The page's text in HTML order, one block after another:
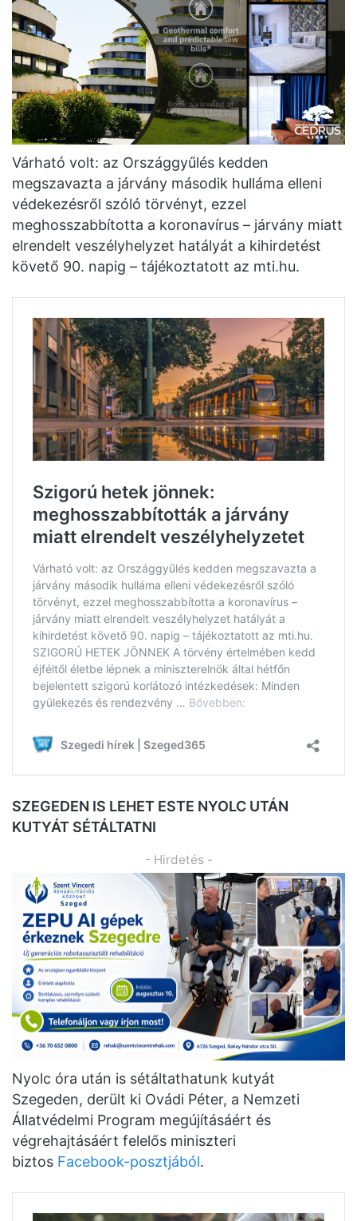
Várható volt: az Országgyűlés kedden
megszavazta a járvány második hulláma elleni
védekezésről szóló törvényt, ezzel
meghosszabbította a koronavírus – járvány miatt
elrendelt veszélyhelyzet hatályát a kihirdetést
követő 90. napig – tájékoztatott az mti.hu.
SZEGEDEN IS LEHET ESTE NYOLC UTÁN
KUTYÁT SÉTÁLTATNI
- Hirdetés -
Nyolc óra után is sétáltathatunk kutyát
Szegeden, derült ki Ovádi Péter, a Nemzeti
Állatvédelmi Program megújításáért és
végrehajtásáért felelős miniszteri
biztos Facebook-posztjából.